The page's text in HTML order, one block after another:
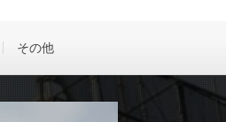
その他